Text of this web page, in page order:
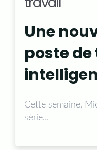
Une
poste
Cette semaine,
série...